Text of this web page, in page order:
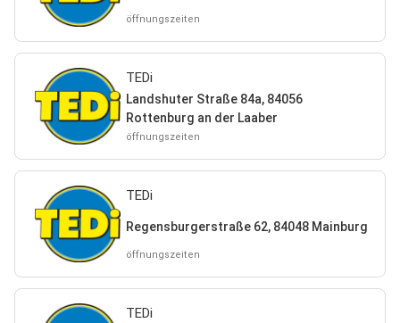
öffnungszeiten
TEDi
Landshuter Straße 84a, 84056
Rottenburg an der Laaber
öffnungszeiten
TEDi
Regensburgerstraße 62, 84048 Mainburg
öffnungszeiten
TEDi